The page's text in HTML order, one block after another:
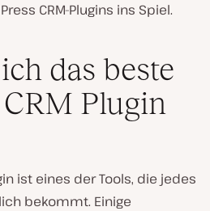
CRM-Plugins ins Spiel.
das beste
Plugin
ist eines der Tools, die jedes
bekommt. Einige